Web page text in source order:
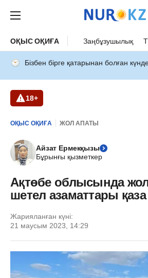
ОҚЫС ОҚИҒА Заңбұзушылық
Бізбен бірге қатарынан болған
18+
ОҚЫС ОҚИҒА ЖОЛ АПАТЫ
Айзат Ермекқызы
Бұрынғы қызметкер
Ақтөбе облысында
шетел азаматтары
Жарияланған күні:
21 маусым 2023, 14:29